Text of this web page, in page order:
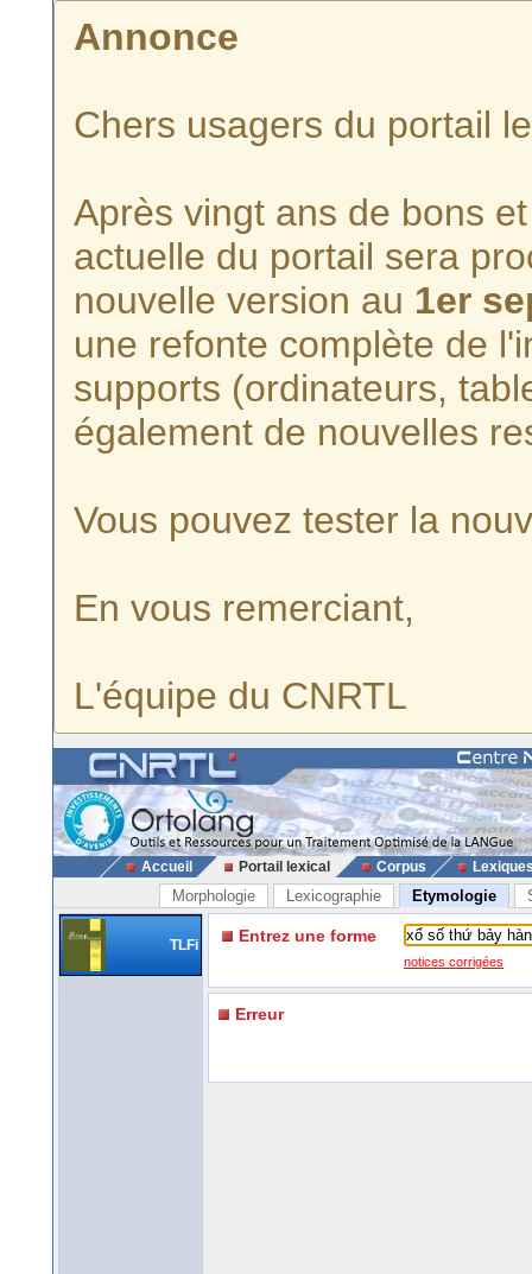
Annonce
Chers usagers du portail
Après vingt ans de bons
actuelle du portail sera
nouvelle version au 1er
une refonte complète de
supports (ordinateurs,
également de nouvelles
Vous pouvez tester la
En vous remerciant,
L'équipe du CNRTL
Accueil Portail lexical Corpus
Morphologie Lexicographie Etymologie
TLFi Entrez une forme
notices corrigées
Erreur